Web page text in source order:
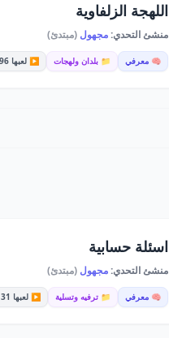
اللهجة الزلفاوية
منشئ التحدي:مجهول (مبتدئ)
🧠 معرفي 📁 بلدان ولهجات ▶️ لعبها 17,296
اسئلة حسابية
منشئ التحدي:مجهول (مبتدئ)
🧠 معرفي 📁 ترفيه وتسلية ▶️ لعبها 31